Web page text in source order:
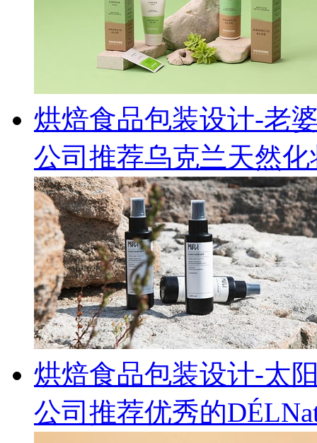
烘焙食品包装设计-老
公司推荐乌克兰天然
烘焙食品包装设计-太
公司推荐优秀的